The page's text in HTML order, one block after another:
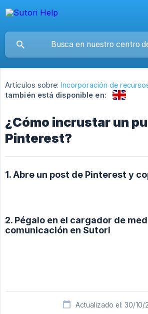
Artículos sobre: Incorporación de
también está disponible en:
¿Cómo incrustar un
Pinterest?
1. Abre un post de Pinterest y
2. Pégalo en el cargador de
comunicación en Sutori
Actualizado el: 30/10/